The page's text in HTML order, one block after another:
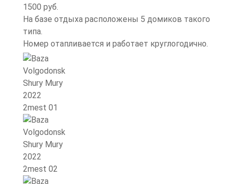
1500 руб.
На базе отдыха расположены 5 домиков такого
типа.
Номер отапливается и работает круглогодично.